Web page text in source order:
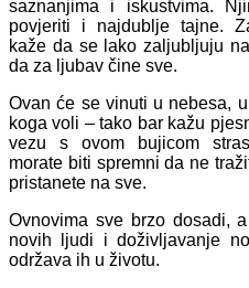
saznanjima i iskustvima.
povjeriti i najdublje tajne.
kaže da se lako zaljubljuju
da za ljubav čine sve.
Ovan će se vinuti u nebesa,
koga voli – tako bar kažu
vezu s ovom bujicom
morate biti spremni da ne
pristanete na sve.
Ovnovima sve brzo dosadi,
novih ljudi i doživljavanje
održava ih u životu.